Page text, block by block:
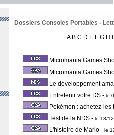
Dossiers Consoles Portables -
A B C D E F G H
Micromania Games
Micromania Games
Le développement
Entretenir votre DS - le
Pokémon : achetez-les
Test de la NDS - le 18/
L'histoire de Mario - le